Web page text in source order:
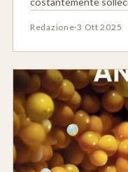
Redazione·3 Ott 2025